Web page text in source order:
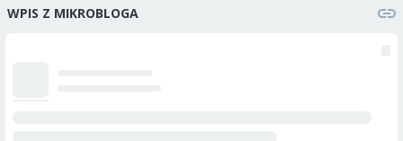
WPIS Z MIKROBLOGA